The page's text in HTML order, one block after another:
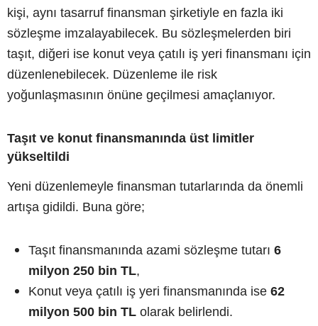
kişi, aynı tasarruf finansman şirketiyle en fazla iki
sözleşme imzalayabilecek. Bu sözleşmelerden biri
taşıt, diğeri ise konut veya çatılı iş yeri finansmanı için
düzenlenebilecek. Düzenleme ile risk
yoğunlaşmasının önüne geçilmesi amaçlanıyor.
Taşıt ve konut finansmanında üst limitler
yükseltildi
Yeni düzenlemeyle finansman tutarlarında da önemli
artışa gidildi. Buna göre;
Taşıt finansmanında azami sözleşme tutarı 6
milyon 250 bin TL,
Konut veya çatılı iş yeri finansmanında ise 62
milyon 500 bin TL olarak belirlendi.